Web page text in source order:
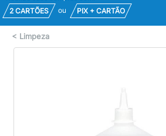
2 CARTÕES
ou PIX + CARTÃO
< Limpeza